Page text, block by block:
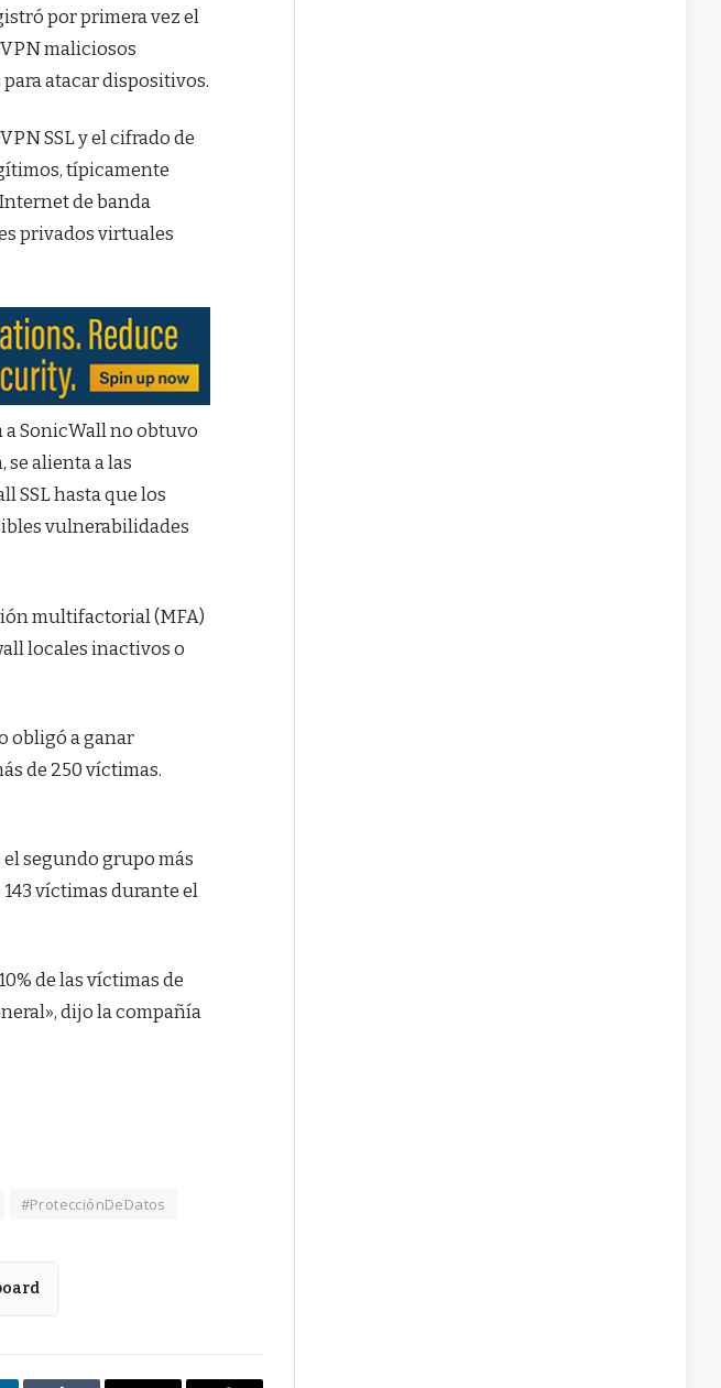
por primera vez el
maliciosos
atacar dispositivos.
SSL y el cifrado de
típicamente
de banda
privados virtuales
SonicWall no obtuvo
alienta a las
SSL hasta que los
vulnerabilidades
multifactorial (MFA)
locales inactivos o
obligó a ganar
de 250 víctimas.
segundo grupo más
víctimas durante el
de las víctimas de
dijo la compañía
#ProtecciónDeDatos